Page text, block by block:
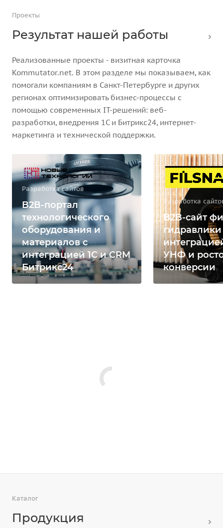
Проекты
Результат нашей работы
Реализованные проекты - визитная карточка
Kommutator.net. В этом разделе мы показываем, как
помогали компаниям в Санкт-Петербурге и других
регионах оптимизировать бизнес-процессы с
помощью современных IT-решений: веб-
разработки, внедрения 1С и Битрикс24, интернет-
маркетинга и технической поддержки.
Разработка сайтов
B2B-портал
технологического
оборудования и
материалов с
интеграцией 1С и CRM
Битрикс24
Разработка
B2B-сайт
гидравлики
УНФ и
конверсии
Каталог
Продукция